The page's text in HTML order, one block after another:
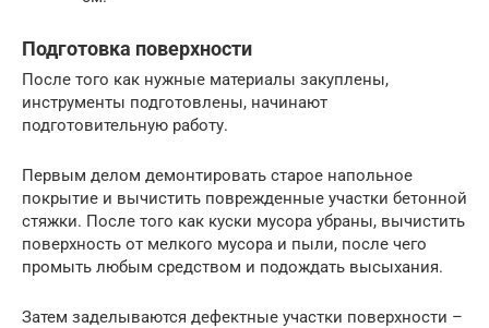
Подготовка поверхности
После того как нужные материалы закуплены,
инструменты подготовлены, начинают
подготовительную работу.
Первым делом демонтировать старое напольное
покрытие и вычистить поврежденные участки бетонной
стяжки. После того как куски мусора убраны, вычистить
поверхность от мелкого мусора и пыли, после чего
промыть любым средством и подождать высыхания.
Затем заделываются дефектные участки поверхности –